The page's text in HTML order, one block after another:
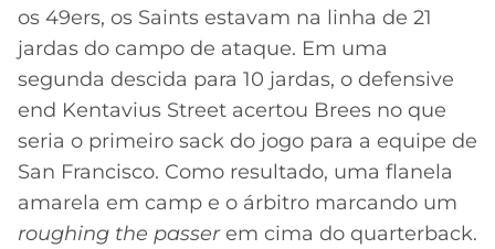
os 49ers, os Saints estavam na linha de 21
jardas do campo de ataque. Em uma
segunda descida para 10 jardas, o defensive
end Kentavius Street acertou Brees no que
seria o primeiro sack do jogo para a equipe de
San Francisco. Como resultado, uma flanela
amarela em camp e o árbitro marcando um
roughing the passerem cima do quarterback.